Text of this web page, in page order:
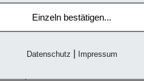
erfahren oder deine
für ein kostenloses
wie du deine Ziele
Einzeln bestätigen...
Datenschutz Impressum